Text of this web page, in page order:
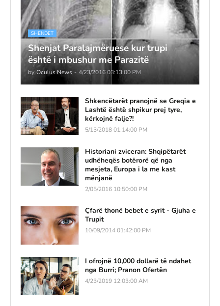
SHENDET
Shenjat Paralajmëruese kur trupi
është i mbushur me Parazitë
by Oculus News - 4/23/2016 03:13:00 PM
Shkencëtarët pranojnë se Greqia e
Lashtë është shpikur prej tyre,
kërkojnë falje?!
5/13/2018 01:14:00 PM
Historiani zviceran: Shqipëtarët
udhëheqës botërorë që nga
mesjeta, Europa i la me kast
mënjanë
2/05/2016 10:50:00 PM
Çfarë thonë bebet e syrit - Gjuha e
Trupit
10/09/2014 01:42:00 PM
I ofrojnë 10,000 dollarë të ndahet
nga Burri; Pranon Ofertën
4/23/2019 12:03:00 AM